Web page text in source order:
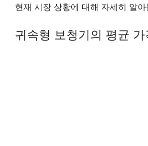
현재 시장 상황에 대해 자세히 알아
귀속형 보청기의 평균 가